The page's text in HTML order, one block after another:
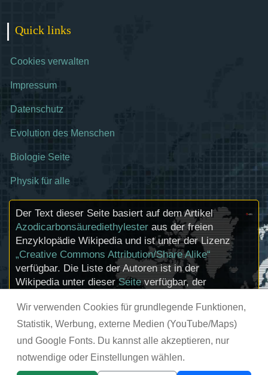
Wir verwenden Cookies für grundlegende Funktionen,
Statistik, Werbung, externe Medien (YouTube/Maps)
und Google Fonts. Du kannst alle akzeptieren, nur
notwendige oder Einstellungen wählen.
Quick links
Cookies verwalten
Impressum
Datenschutz
Evolution des Menschen
Biologie Seite
Physik für alle
Der Text dieser Seite basiert auf dem Artikel
Azodicarbonsäurediethylester aus der freien
Enzyklopädie Wikipedia und ist unter der Lizenz
„Creative Commons Attribution/Share Alike“
verfügbar. Die Liste der Autoren ist in der
Wikipedia unter dieserSeiteverfügbar, der
Informationen zu den Urhebern und zum
Lizenzstatus eingebundener Mediendateien
(etwa Bilder oder Videos) können im Regelfall
durch Anklicken dieser abgerufen werden.
© chemie-schule.de 2026